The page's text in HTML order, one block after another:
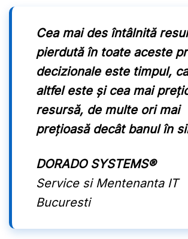
Cea mai des întâlnită
pierdută în toate aceste
decizionale este timpul,
altfel este și cea mai
resursă, de multe ori mai
prețioasă decât banul în
DORADO SYSTEMS®
Service si Mentenanta IT
Bucuresti